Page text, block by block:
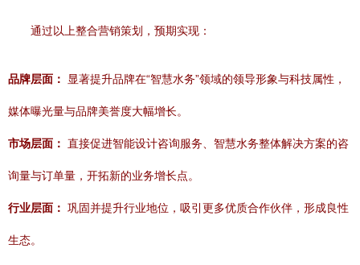
通过以上整合营销策划，预期实现：
品牌层面： 显著提升品牌在“智慧水务”领域的领导形象与科技属性，
媒体曝光量与品牌美誉度大幅增长。
市场层面： 直接促进智能设计咨询服务、智慧水务整体解决方案的咨
询量与订单量，开拓新的业务增长点。
行业层面： 巩固并提升行业地位，吸引更多优质合作伙伴，形成良性
生态。